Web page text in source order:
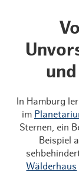
In Hamburg
im
Sternen, ein
Beispiel
Wälderhaus